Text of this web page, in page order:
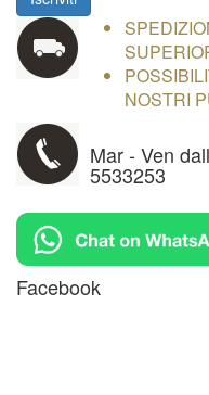
NOSTRI
Mar - Ven
5533253
Facebook